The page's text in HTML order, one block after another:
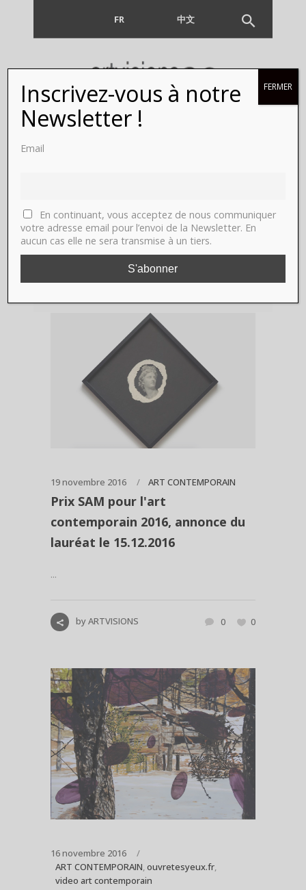
FR 中文
ARTVISIONS
19 novembre 2016 ART CONTEMPORAIN
Prix SAM pour l'art
contemporain 2016, annonce du
lauréat le 15.12.2016
...
byARTVISIONS 0 0
16 novembre 2016
ART CONTEMPORAIN ouvretesyeux.fr
video art contemporain
Inscrivez-vous à notre
Newsletter !
Email
En continuant, vous acceptez de nous communiquer
votre adresse email pour l’envoi de la Newsletter. En
aucun cas elle ne sera transmise à un tiers.
FERMER